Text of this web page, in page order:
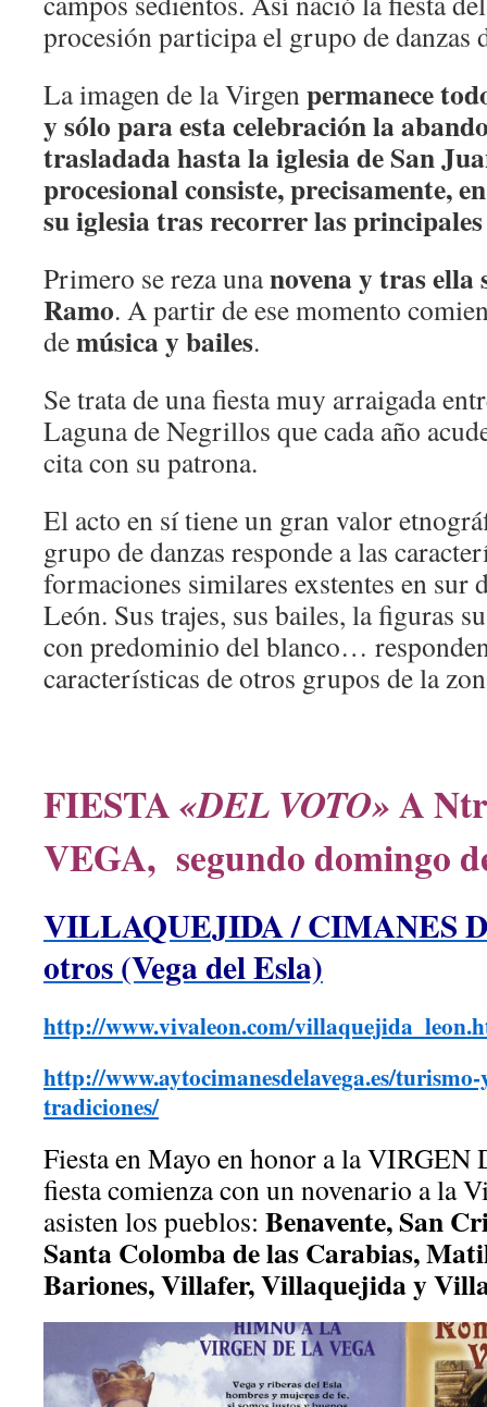
procesión participa el grupo de danzas
La imagen de la Virgenpermanece
y sólo para esta celebración la
trasladada hasta la iglesia de San
procesional consiste, precisamente,
su iglesia tras recorrer las
Primero se reza unanovena y tras
Ramo. A partir de ese momento
demúsica y bailes.
Se trata de una fiesta muy arraigada
Laguna de Negrillos que cada año
cita con su patrona.
El acto en sí tiene un gran valor
grupo de danzas responde a las
formaciones similares exstentes en sur
León. Sus trajes, sus bailes, la figuras
con predominio del blanco…
características de otros grupos de la
FIESTA«DEL VOTO»A
VEGA, segundo domingo
VILLAQUEJIDA / CIMANES
otros (Vega del Esla)
http://www.vivaleon.com/
http://www.aytocimanesdelavega.es/
tradiciones/
Fiesta en Mayo en honor a la
fiesta comienza con un novenario a la
asisten los pueblos: Benavente, San
Santa Colomba de las Carabias,
Bariones, Villafer, Villaquejida y